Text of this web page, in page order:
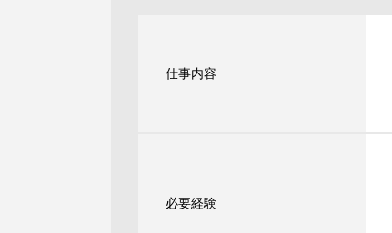
仕事内容
必要経験